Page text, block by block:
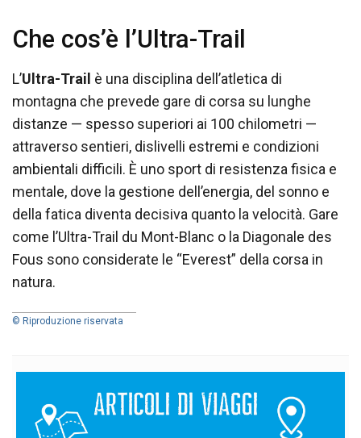
Che cos’è l’Ultra-Trail
L’Ultra-Trail è una disciplina dell’atletica di
montagna che prevede gare di corsa su lunghe
distanze — spesso superiori ai 100 chilometri —
attraverso sentieri, dislivelli estremi e condizioni
ambientali difficili. È uno sport di resistenza fisica e
mentale, dove la gestione dell’energia, del sonno e
della fatica diventa decisiva quanto la velocità. Gare
come l’Ultra-Trail du Mont-Blanc o la Diagonale des
Fous sono considerate le “Everest” della corsa in
natura.
© Riproduzione riservata